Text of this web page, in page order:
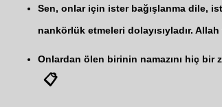
Sen, onlar için ister bağışlanma dile,
nankörlük etmeleri dolayısıyladır.
Onlardan ölen birinin namazını hiç bir
📋